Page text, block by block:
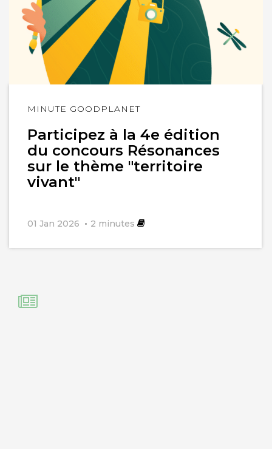
MINUTE GOODPLANET
Participez à la 4e édition
du concours Résonances
sur le thème "territoire
vivant"
01 Jan 2026 2 minutes
Lire